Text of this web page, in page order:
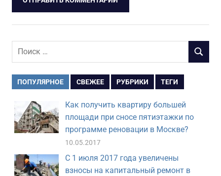
Поиск
ПОИСК
ПОПУЛЯРНОЕ СВЕЖЕЕ РУБРИКИ ТЕГИ
Как получить квартиру большей
площади при сносе пятиэтажки по
программе реновации в Москве?
10.05.2017
С 1 июля 2017 года увеличены
взносы на капитальный ремонт в